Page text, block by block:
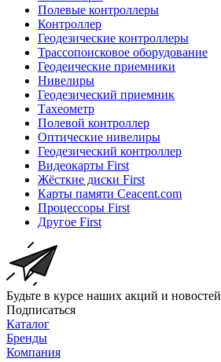
Полевые контроллеры
Контроллер
Геодезические контроллеры
Трассопоисковое оборудование
Геодеические приемники
Нивелиры
Геодезический приемник
Тахеометр
Полевой контроллер
Оптические нивелиры
Геодезический контроллер
Видеокарты First
Жёсткие диски First
Карты памяти Ceacent.com
Процессоры First
Другое First
Будьте в курсе наших акций и новостей
Подписаться
Каталог
Бренды
Компания